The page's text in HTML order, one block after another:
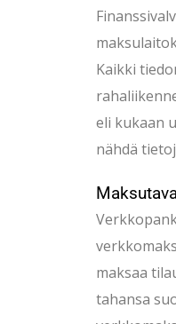
Kaikki
eli kukaan
nähdä
maksaa
tahansa